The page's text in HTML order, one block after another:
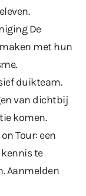
De
met hun
duikteam.
van dichtbij
komen.
Tour: een
te
Aanmelden